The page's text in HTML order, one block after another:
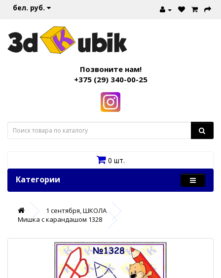
бел. руб.
Позвоните нам!
+375 (29) 340-00-25
0 шт.
Категории
1 сентября, ШКОЛА
Мишка с карандашом 1328